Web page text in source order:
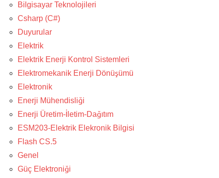
Bilgisayar Teknolojileri
Csharp (C#)
Duyurular
Elektrik
Elektrik Enerji Kontrol Sistemleri
Elektromekanik Enerji Dönüşümü
Elektronik
Enerji Mühendisliği
Enerji Üretim-İletim-Dağıtım
ESM203-Elektrik Elekronik Bilgisi
Flash CS.5
Genel
Güç Elektroniği